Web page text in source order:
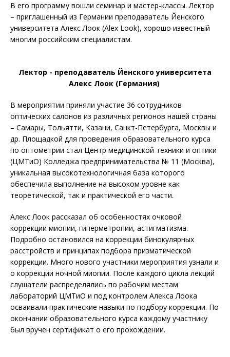
В его программу вошли семинар и мастер-классы. Лектор
– приглашенный из Германии преподаватель Йенского
университета Алекс Лоок (Alex Look), хорошо известный
многим российским специалистам.
Лектор - преподаватель Йенского университета
Алекс Лоок (Германия)
В мероприятии приняли участие 36 сотрудников
оптических салонов из различных регионов нашей страны
– Самары, Тольятти, Казани, Санкт-Петербурга, Москвы и
др. Площадкой для проведения образовательного курса
по оптометрии стал Центр медицинской техники и оптики
(ЦМТиО) Колледжа предпринимательства № 11 (Москва),
уникальная высокотехнологичная база которого
обеспечила выполнение на высоком уровне как
теоретической, так и практической его части.
Алекс Лоок рассказал об особенностях очковой
коррекции миопии, гиперметропии, астигматизма.
Подробно остановился на коррекции бинокулярных
расстройств и принципах подбора призматической
коррекции. Много нового участники мероприятия узнали и
о коррекции ночной миопии. После каждого цикла лекций
слушатели распределялись по рабочим местам
лабораторий ЦМТиО и под контролем Алекса Лоока
осваивали практические навыки по подбору коррекции. По
окончании образовательного курса каждому участнику
был вручен сертификат о его прохождении.